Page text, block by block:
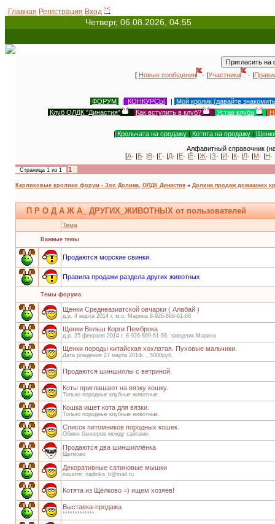
Главная Регистрация Вход
Четверг, 06.08.2026, 04:55
[ Новые сообщения · |Участники · |
ФОРУМ | КОНКУРСЫ | Мой кролик (давайте
Клуб ОЛДК "Династия"
| Как вступить в клуб? | Устав клуба |
| Крольчата на продажу | Котята на продажу |
Алфавитный справочник
[А· |Б· |В· |Г· |Д· |Е· |Ё· |Ж· |З· |И· |К· |Л· |М· |Н·
Страница 1 из 1 1
Карликовые кролики форум - Зоо Долина, ОЛДК Династия » Долина продаж домашних
П Р О Д А Ж А_ ДРУГИХ_ЖИВОТНЫХ от пользователей
Тема
Важные темы
Продаются морские свинки.
Правила продажи раздела других животных
Темы форума
Щенки Среднеазиатской овчарки ( Алабай )
д.р. 4 марта 2014 г, м.о. Марина 8-926-869-61-68
Щенки Вельш Корги Пемброка
д.р. 25 февраля 2014 г, 8-926-869-61-68, заводчик Марина
Щенки породы китайская хохлатая. Пуховые мальчики.
Дата рождения 27 марта 2014г. , 5000руб.
Продаются шиншиллы с ветриной.
Коты приглашают на вязку кошку.
Только породные клубные животные.
Кошка ищет кота для вязки.
Только породные клубные животные.
Список питомников породных кошек.
Обмен баннеров между сайтами.
Продаются два шиншиллёнка
Щёлково
Декоративные сатиновые мышки
пишите: nadinka_b@mail.ru
Котята из Щёлково =) ищем хозяев!
Выставка-продажа
*************